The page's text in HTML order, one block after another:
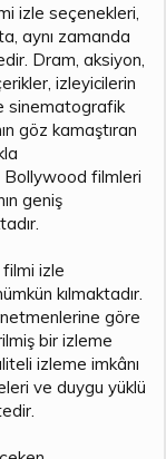
izle seçenekleri,
aynı zamanda
Dram, aksiyon,
izleyicilerin
sinematografik
göz kamaştıran
Bollywood filmleri
geniş
izle
kılmaktadır.
göre
bir izleme
izleme imkânı
ve duygu yüklü